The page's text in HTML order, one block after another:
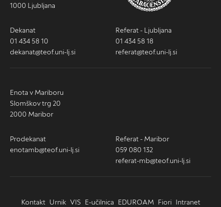
1000 Ljubljana
Dekanat
01 434 58 10
dekanat@teof.uni-lj.si
Referat - Ljubljana
01 434 58 18
referat@teof.uni-lj.si
Enota v Mariboru
Slomškov trg 20
2000 Maribor
Prodekanat
enotamb@teof.uni-lj.si
Referat - Maribor
059 080 132
referat-mb@teof.uni-lj.si
Kontakt Urnik VIS E-učilnica EDUROAM Fiori Intranet